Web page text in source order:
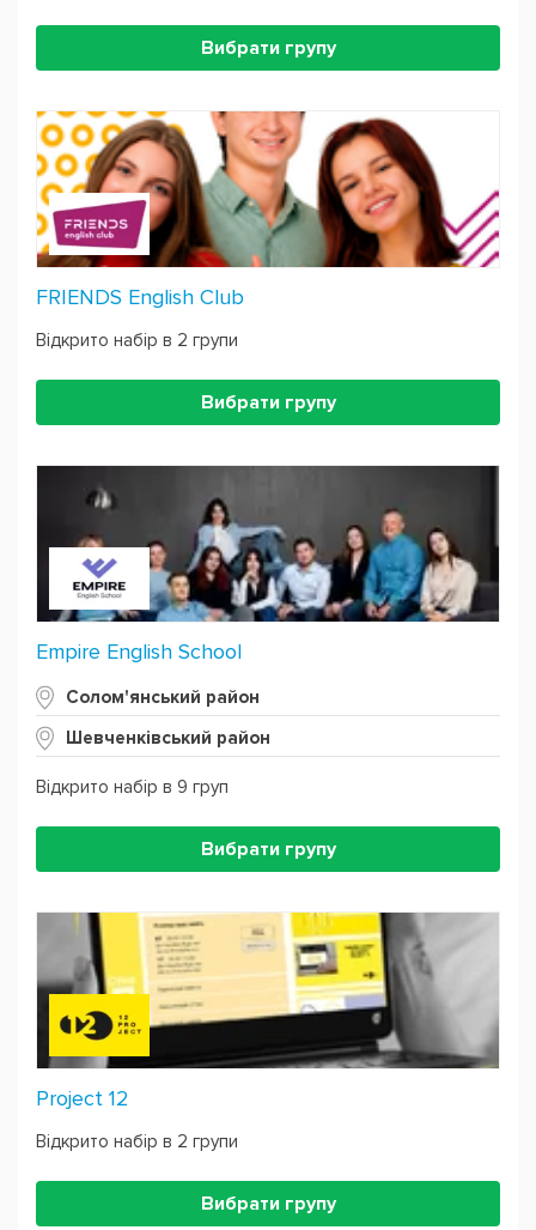
Вибрати групу
FRIENDS English Club
Відкрито набір в 2 групи
Вибрати групу
Empire English School
Солом'янський район
Шевченківський район
Відкрито набір в 9 груп
Вибрати групу
Project 12
Відкрито набір в 2 групи
Вибрати групу